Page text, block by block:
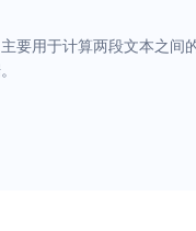
要用于计算两段文本之